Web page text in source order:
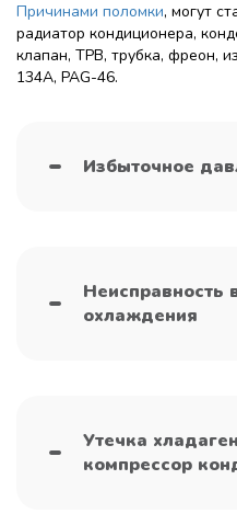
Причинами поломки, могут
радиатор кондиционера,
клапан, ТРВ, трубка, фреон,
134A, PAG-46.
Избыточное
Неисправность
охлаждения
Утечка
компрессор